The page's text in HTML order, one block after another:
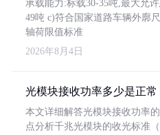
承载能力:标载30-35吨,最大允
49吨 c)符合国家道路车辆外廓
轴荷限值标准
2026年8月4日
光模块接收功率多少是正常
本文详细解答光模块接收功率
点分析千兆光模块的收光标准